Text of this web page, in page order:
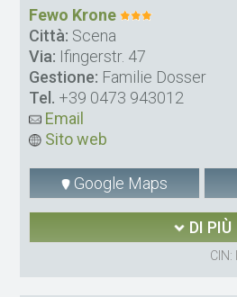
Fewo Krone
Città: Scena
Via: Ifingerstr. 47
Gestione: Familie Dosser
Tel. +39 0473 943012
Email
Sito web
Google Maps
DI PIÙ